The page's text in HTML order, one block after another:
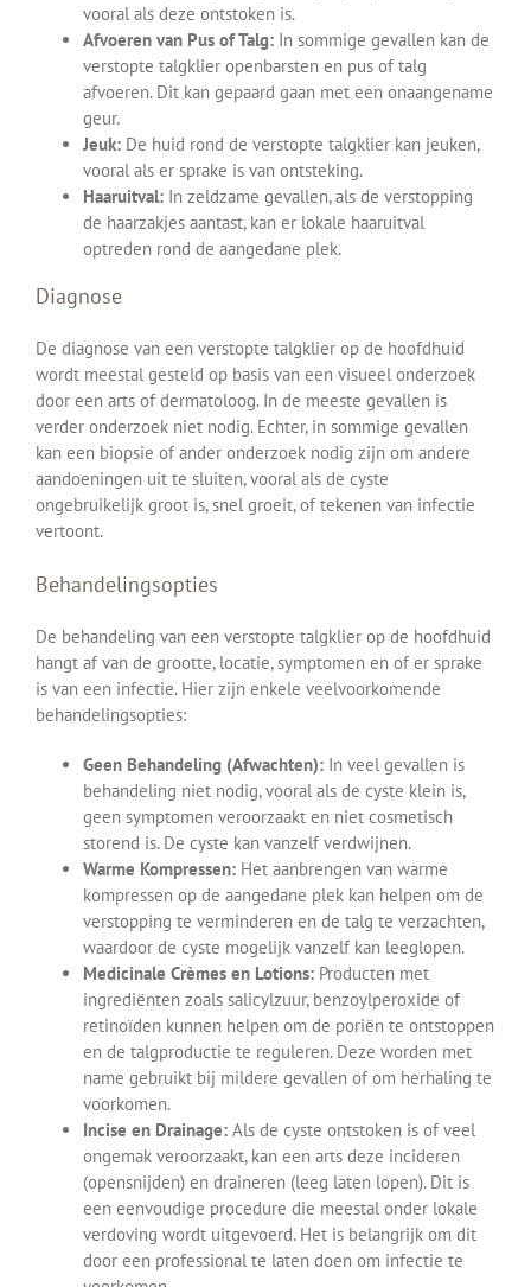
vooral als deze ontstoken is.
Afvoeren van Pus of Talg: In sommige gevallen kan de
verstopte talgklier openbarsten en pus of talg
afvoeren. Dit kan gepaard gaan met een onaangename
geur.
Jeuk: De huid rond de verstopte talgklier kan jeuken,
vooral als er sprake is van ontsteking.
Haaruitval: In zeldzame gevallen, als de verstopping
de haarzakjes aantast, kan er lokale haaruitval
optreden rond de aangedane plek.
Diagnose
De diagnose van een verstopte talgklier op de hoofdhuid
wordt meestal gesteld op basis van een visueel onderzoek
door een arts of dermatoloog. In de meeste gevallen is
verder onderzoek niet nodig. Echter, in sommige gevallen
kan een biopsie of ander onderzoek nodig zijn om andere
aandoeningen uit te sluiten, vooral als de cyste
ongebruikelijk groot is, snel groeit, of tekenen van infectie
vertoont.
Behandelingsopties
De behandeling van een verstopte talgklier op de hoofdhuid
hangt af van de grootte, locatie, symptomen en of er sprake
is van een infectie. Hier zijn enkele veelvoorkomende
behandelingsopties:
Geen Behandeling (Afwachten): In veel gevallen is
behandeling niet nodig, vooral als de cyste klein is,
geen symptomen veroorzaakt en niet cosmetisch
storend is. De cyste kan vanzelf verdwijnen.
Warme Kompressen: Het aanbrengen van warme
kompressen op de aangedane plek kan helpen om de
verstopping te verminderen en de talg te verzachten,
waardoor de cyste mogelijk vanzelf kan leeglopen.
Medicinale Crèmes en Lotions: Producten met
ingrediënten zoals salicylzuur, benzoylperoxide of
retinoïden kunnen helpen om de poriën te ontstoppen
en de talgproductie te reguleren. Deze worden met
name gebruikt bij mildere gevallen of om herhaling te
voorkomen.
Incise en Drainage: Als de cyste ontstoken is of veel
ongemak veroorzaakt, kan een arts deze incideren
(opensnijden) en draineren (leeg laten lopen). Dit is
een eenvoudige procedure die meestal onder lokale
verdoving wordt uitgevoerd. Het is belangrijk om dit
door een professional te laten doen om infectie te